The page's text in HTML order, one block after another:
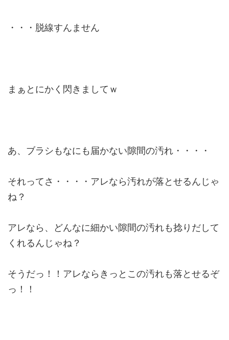
・・・脱線すんません
まぁとにかく閃きましてｗ
あ、ブラシもなにも届かない隙間の汚れ・・・・
それってさ・・・・アレなら汚れが落とせるんじゃ
ね？
アレなら、どんなに細かい隙間の汚れも捻りだして
くれるんじゃね？
そうだっ！！アレならきっとこの汚れも落とせるぞ
っ！！